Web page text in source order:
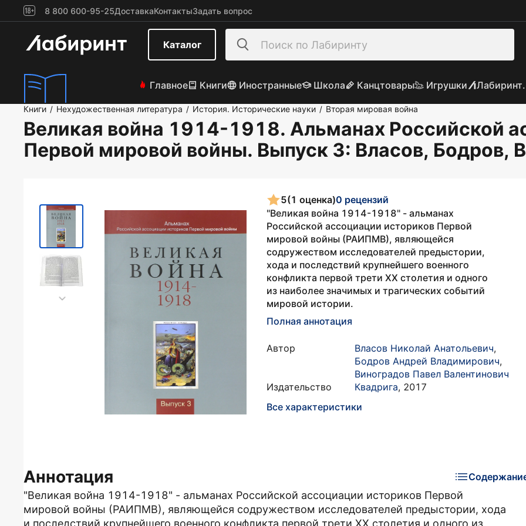
8 800 600-95-25ДоставкаКонтактыЗадать вопрос
Каталог
Главное Книги Иностранные Школа Канцтовары Игрушки
Книги / Нехудожественная литература / История. Исторические науки / Вторая мировая война
Великая война 1914-1918. Альманах Российской
Первой мировой войны. Выпуск 3: Власов, Бодров,
5(1 оценка)0 рецензий
"Великая война 1914-1918" - альманах
Российской ассоциации историков Первой
мировой войны (РАИПМВ), являющейся
содружеством исследователей предыстории,
хода и последствий крупнейшего военного
конфликта первой трети XX столетия и одного
из наиболее значимых и трагических событий
мировой истории.
Полная аннотация
Автор Власов Николай Анатольевич,
Бодров Андрей Владимирович,
Виноградов Павел Валентинович
Издательство
Квадрига, 2017
Все характеристики
Аннотация
"Великая война 1914-1918" - альманах Российской ассоциации историков Первой
мировой войны (РАИПМВ), являющейся содружеством исследователей предыстории, хода
и последствий крупнейшего военного конфликта первой трети XX столетия и одного из